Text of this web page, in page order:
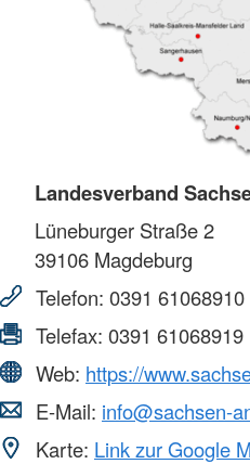
Landesverband
Lüneburger Straße 2
39106 Magdeburg
Telefon: 0391 61068910
Telefax: 0391 61068919
Web: https://
E-Mail: info@sachsen-
Karte: Link zur Google